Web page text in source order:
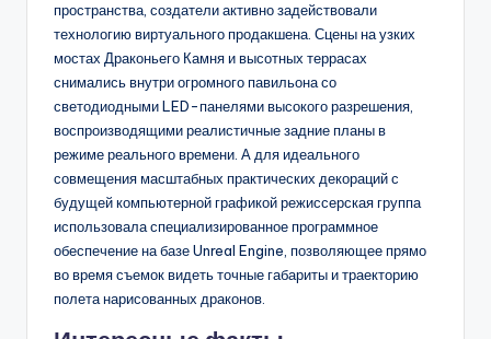
пространства, создатели активно задействовали
технологию виртуального продакшена. Сцены на узких
мостах Драконьего Камня и высотных террасах
снимались внутри огромного павильона со
светодиодными LED-панелями высокого разрешения,
воспроизводящими реалистичные задние планы в
режиме реального времени. А для идеального
совмещения масштабных практических декораций с
будущей компьютерной графикой режиссерская группа
использовала специализированное программное
обеспечение на базе Unreal Engine, позволяющее прямо
во время съемок видеть точные габариты и траекторию
полета нарисованных драконов.